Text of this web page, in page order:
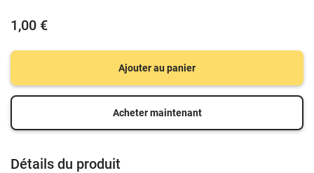
1,00 €
Ajouter au panier
Acheter maintenant
Détails du produit